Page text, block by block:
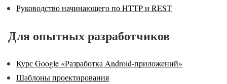
Руководство начинающего по HTTP и REST
Для опытных разработчиков
Курс Google «Разработка Android-приложений»
Шаблоны проектирования